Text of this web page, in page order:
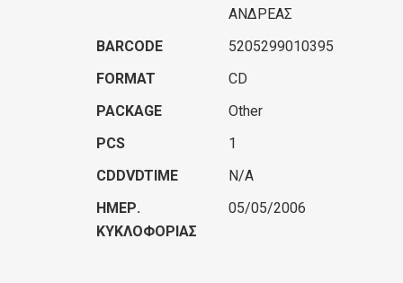
ΑΝΔΡΕΑΣ
BARCODE
5205299010395
FORMAT
CD
PACKAGE
Other
PCS
1
CDDVDTIME
N/A
ΗΜΕΡ.
ΚΥΚΛΟΦΟΡΊΑΣ
05/05/2006